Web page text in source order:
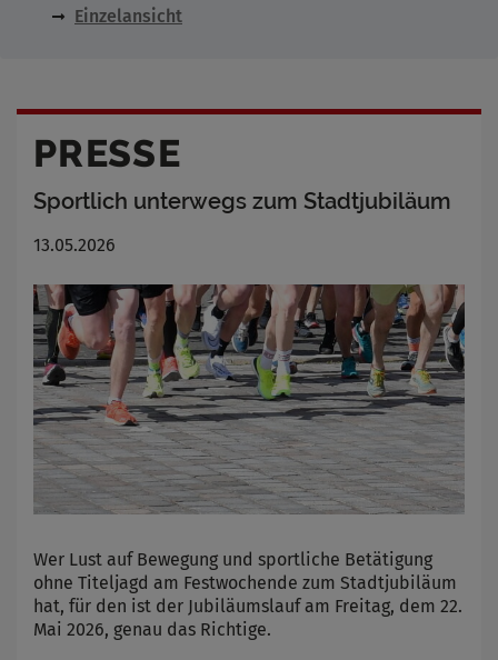
Einzelansicht
PRESSE
Sportlich unterwegs zum Stadtjubiläum
13.05.2026
Wer Lust auf Bewegung und sportliche Betätigung
ohne Titeljagd am Festwochende zum Stadtjubiläum
hat, für den ist der Jubiläumslauf am Freitag, dem 22.
Mai 2026, genau das Richtige.